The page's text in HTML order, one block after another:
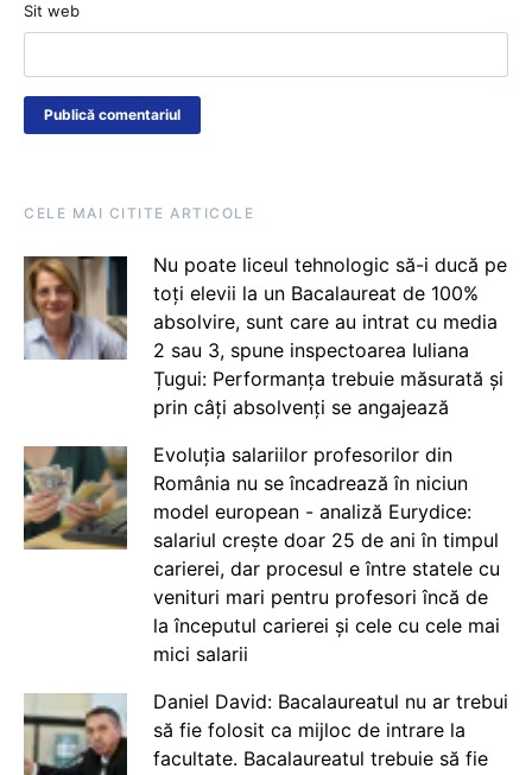
Sit web
CELE MAI CITITE ARTICOLE
Nu poate liceul tehnologic să-i ducă pe
toți elevii la un Bacalaureat de 100%
absolvire, sunt care au intrat cu media
2 sau 3, spune inspectoarea Iuliana
Țugui: Performanța trebuie măsurată și
prin câți absolvenți se angajează
Evoluția salariilor profesorilor din
România nu se încadrează în niciun
model european - analiză Eurydice:
salariul crește doar 25 de ani în timpul
carierei, dar procesul e între statele cu
venituri mari pentru profesori încă de
la începutul carierei și cele cu cele mai
mici salarii
Daniel David: Bacalaureatul nu ar trebui
să fie folosit ca mijloc de intrare la
facultate. Bacalaureatul trebuie să fie